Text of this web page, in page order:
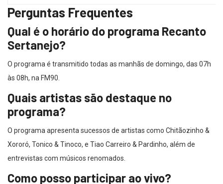
Perguntas Frequentes
Qual é o horário do programa Recanto
Sertanejo?
O programa é transmitido todas as manhãs de domingo, das 07h
às 08h, na FM90.
Quais artistas são destaque no
programa?
O programa apresenta sucessos de artistas como Chitãozinho &
Xororó, Tonico & Tinoco, e Tiao Carreiro & Pardinho, além de
entrevistas com músicos renomados.
Como posso participar ao vivo?